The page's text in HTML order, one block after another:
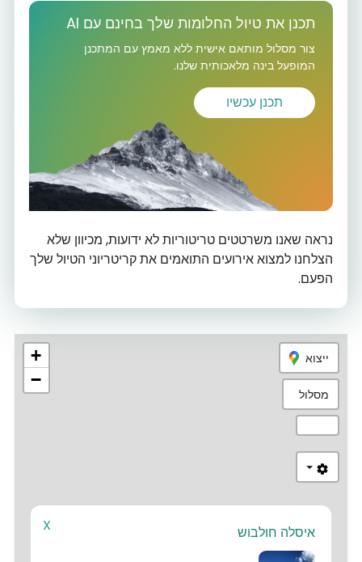
תכנן את טיול החלומות שלך בחינם עם AI
צור מסלול מותאם אישית ללא מאמץ עם המתכנן
המופעל בינה מלאכותית שלנו.
תכנן עכשיו
נראה שאנו משרטטים טריטוריות לא ידועות, מכיוון שלא
הצלחנו למצוא אירועים התואמים את קריטריוני הטיול שלך
הפעם.
+
−
ייצוא
מסלול
X איסלה חולבוש